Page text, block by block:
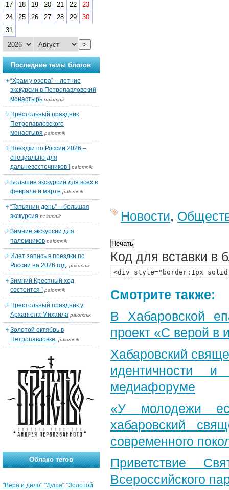
Новости,
Код для вставки в
Смотрите также:
В Хабаровской
проект «С верой в
Хабаровский
идентичности
медиафоруме
«У молодежи
хабаровский
современного
Приветствие
Всероссийского
17
18 19 20 21 22
23
24
25 26 27 28 29
30
31
>
Последние темы блогов
“Храм у озера” – летние
экскурсии в Петропавловский
монастырь palomnik
Престольный праздник
Петропавловского
монастыря palomnik
Поездки по России 2026 –
специально для
дальневосточников ! palomnik
Большие экскурсии для всех в
феврале и марте palomnik
“Татьянин день” – большая
экскурсия palomnik
Зимние экскурсии для
паломников palomnik
Идет запись в поездки по
России на 2026 год. palomnik
Зимний Крестный ход
состоится ! palomnik
Престольный праздник у
Архангела Михаила palomnik
Золотой октябрь в
Петропавловке. palomnik
Облако тегов
"Вера и дело" "Душа" "Золотой